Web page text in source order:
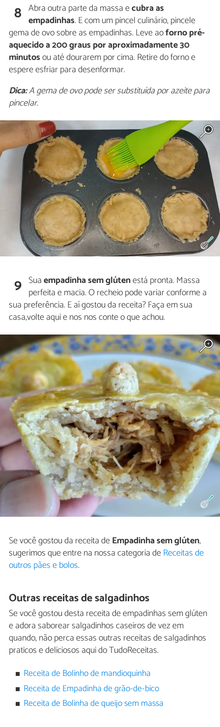
8 Abra outra parte da massa ecubra as
empadinhas. E com um pincel culinário, pincele
gema de ovo sobre as empadinhas. Leve aoforno pré-
aquecido a 200 graus por aproximadamente 30
minutosou até dourarem por cima. Retire do forno e
espere esfriar para desenformar.
Dica:A gema de ovo pode ser substituída por azeite para
pincelar.
9 Suaempadinha sem glútenestá pronta. Massa
perfeita e macia. O recheio pode variar conforme a
sua preferência. E aí gostou da receita? Faça em sua
casa,volte aqui e nos nos conte o que achou.
Se você gostou da receita deEmpadinha sem glúten,
sugerimos que entre na nossa categoria deReceitas de
outros pães e bolos.
Outras receitas de salgadinhos
Se você gostou desta receita de empadinhas sem glúten
e adora saborear salgadinhos caseiros de vez em
quando, não perca essas outras receitas de salgadinhos
praticos e deliciosos aqui do TudoReceitas.
Receita de Bolinho de mandioquinha
Receita de Empadinha de grão-de-bico
Receita de Bolinha de queijo sem massa